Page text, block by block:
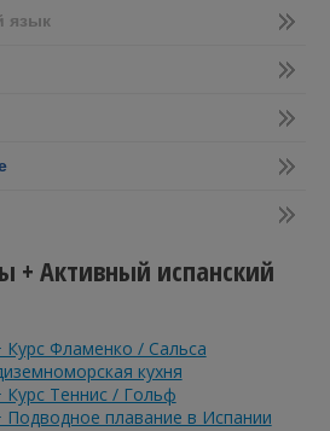
язык
+ Активный испанский
Курс Фламенко / Сальса
кухня
Курс Теннис / Гольф
Подводное плавание в Испании